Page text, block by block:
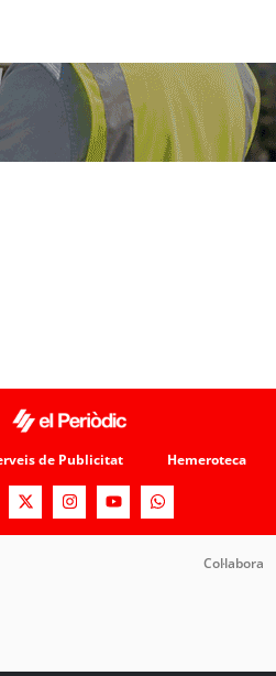
de Publicitat Hemeroteca
Col·labora